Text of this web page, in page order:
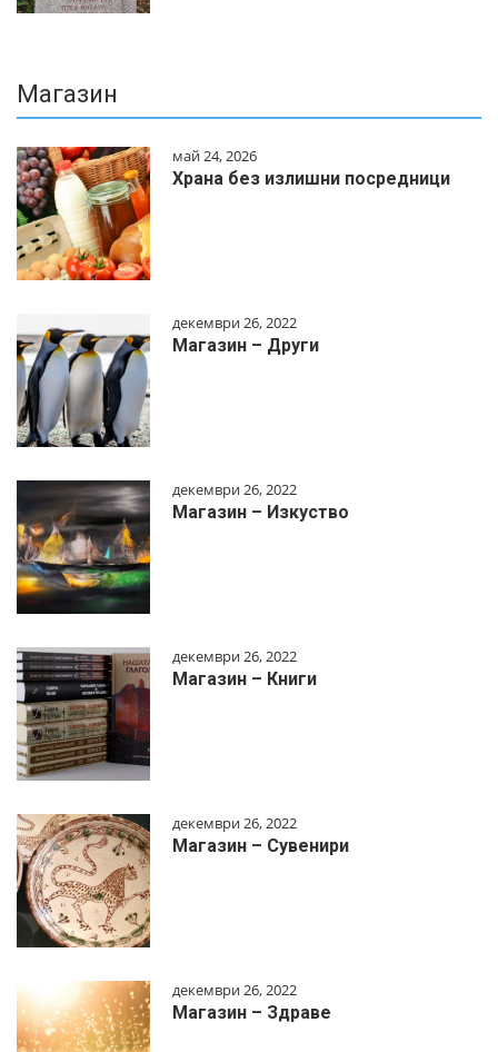
Магазин
май 24, 2026
Храна без излишни посредници
декември 26, 2022
Магазин – Други
декември 26, 2022
Магазин – Изкуство
декември 26, 2022
Магазин – Книги
декември 26, 2022
Магазин – Сувенири
декември 26, 2022
Магазин – Здраве